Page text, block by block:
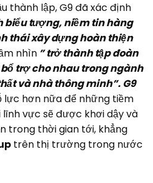
thành lập, G9 đã xác định
biểu tượng, niềm tin hàng
thái xây dựng hoàn thiện
nhìn ” trở thành tập đoàn
trợ cho nhau trong ngành
và nhà thông minh”. G9
lực hơn nữa để những tiềm
vực sẽ được khơi dậy và
trong thời gian tới, khẳng
trên thị trường trong nước